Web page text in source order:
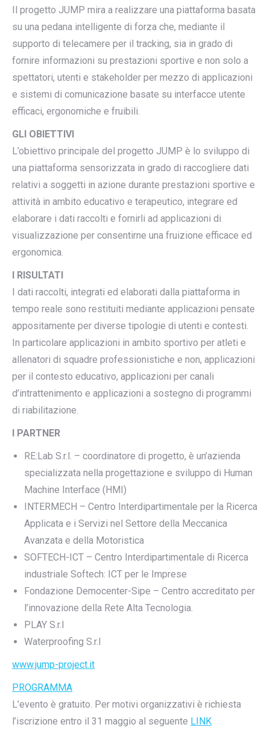
Il progetto JUMP mira a realizzare una piattaforma basata
su una pedana intelligente di forza che, mediante il
supporto di telecamere per il tracking, sia in grado di
fornire informazioni su prestazioni sportive e non solo a
spettatori, utenti e stakeholder per mezzo di applicazioni
e sistemi di comunicazione basate su interfacce utente
efficaci, ergonomiche e fruibili.
GLI OBIETTIVI
L’obiettivo principale del progetto JUMP è lo sviluppo di
una piattaforma sensorizzata in grado di raccogliere dati
relativi a soggetti in azione durante prestazioni sportive e
attività in ambito educativo e terapeutico, integrare ed
elaborare i dati raccolti e fornirli ad applicazioni di
visualizzazione per consentirne una fruizione efficace ed
ergonomica.
I RISULTATI
I dati raccolti, integrati ed elaborati dalla piattaforma in
tempo reale sono restituiti mediante applicazioni pensate
appositamente per diverse tipologie di utenti e contesti.
In particolare applicazioni in ambito sportivo per atleti e
allenatori di squadre professionistiche e non, applicazioni
per il contesto educativo, applicazioni per canali
d’intrattenimento e applicazioni a sostegno di programmi
di riabilitazione.
I PARTNER
RE:Lab S.r.l. – coordinatore di progetto, è un’azienda
specializzata nella progettazione e sviluppo di Human
Machine Interface (HMI)
INTERMECH – Centro Interdipartimentale per la Ricerca
Applicata e i Servizi nel Settore della Meccanica
Avanzata e della Motoristica
SOFTECH-ICT – Centro Interdipartimentale di Ricerca
industriale Softech: ICT per le Imprese
Fondazione Democenter-Sipe – Centro accreditato per
l’innovazione della Rete Alta Tecnologia.
PLAY S.r.l
Waterproofing S.r.l
www.jump-project.it
PROGRAMMA
L’evento è gratuito. Per motivi organizzativi è richiesta
l’iscrizione entro il 31 maggio al seguente LINK